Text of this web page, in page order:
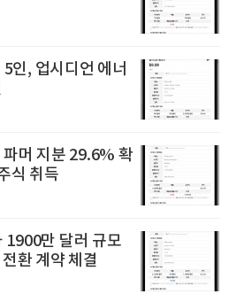
인, 업시디언 에너
머 지분 29.6% 확
식 취득
1900만 달러 규모
환 계약 체결